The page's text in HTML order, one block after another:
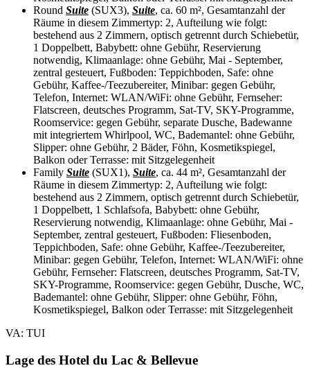
Round Suite (SUX3), Suite, ca. 60 m², Gesamtanzahl der
Räume in diesem Zimmertyp: 2, Aufteilung wie folgt:
bestehend aus 2 Zimmern, optisch getrennt durch Schiebetür,
1 Doppelbett, Babybett: ohne Gebühr, Reservierung
notwendig, Klimaanlage: ohne Gebühr, Mai - September,
zentral gesteuert, Fußboden: Teppichboden, Safe: ohne
Gebühr, Kaffee-/Teezubereiter, Minibar: gegen Gebühr,
Telefon, Internet: WLAN/WiFi: ohne Gebühr, Fernseher:
Flatscreen, deutsches Programm, Sat-TV, SKY-Programme,
Roomservice: gegen Gebühr, separate Dusche, Badewanne
mit integriertem Whirlpool, WC, Bademantel: ohne Gebühr,
Slipper: ohne Gebühr, 2 Bäder, Föhn, Kosmetikspiegel,
Balkon oder Terrasse: mit Sitzgelegenheit
Family Suite (SUX1), Suite, ca. 44 m², Gesamtanzahl der
Räume in diesem Zimmertyp: 2, Aufteilung wie folgt:
bestehend aus 2 Zimmern, optisch getrennt durch Schiebetür,
1 Doppelbett, 1 Schlafsofa, Babybett: ohne Gebühr,
Reservierung notwendig, Klimaanlage: ohne Gebühr, Mai -
September, zentral gesteuert, Fußboden: Fliesenboden,
Teppichboden, Safe: ohne Gebühr, Kaffee-/Teezubereiter,
Minibar: gegen Gebühr, Telefon, Internet: WLAN/WiFi: ohne
Gebühr, Fernseher: Flatscreen, deutsches Programm, Sat-TV,
SKY-Programme, Roomservice: gegen Gebühr, Dusche, WC,
Bademantel: ohne Gebühr, Slipper: ohne Gebühr, Föhn,
Kosmetikspiegel, Balkon oder Terrasse: mit Sitzgelegenheit
VA: TUI
Lage des Hotel du Lac & Bellevue